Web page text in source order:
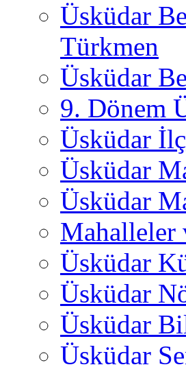
Üsküdar
Türkmen
Üsküdar
9. Dönem
Üsküdar
Üsküdar
Üsküdar
Mahalleler
Üsküdar
Üsküdar
Üsküdar
Üsküdar